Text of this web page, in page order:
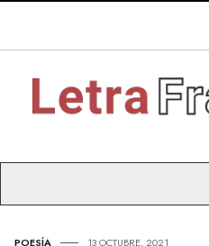
POESÍA 13 OCTUBRE, 2021